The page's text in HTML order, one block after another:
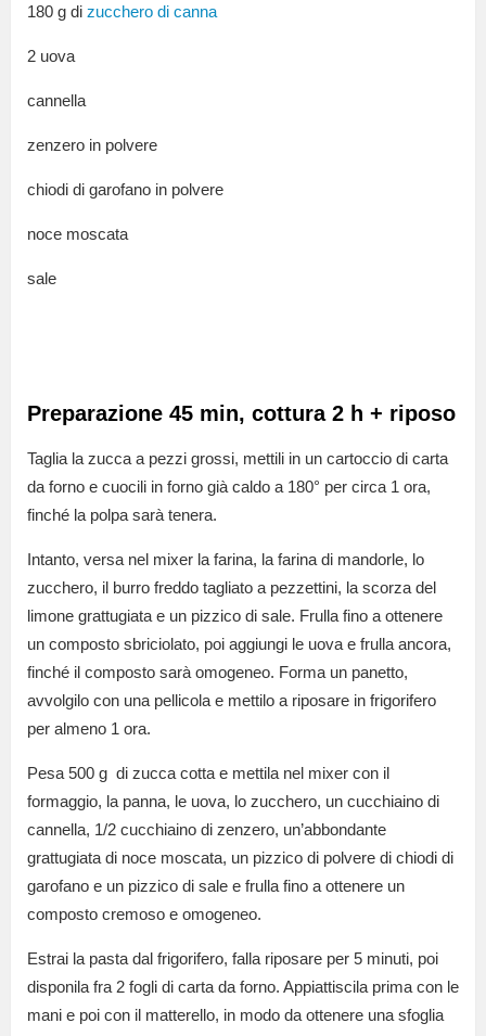
180 g di zucchero di canna
2 uova
cannella
zenzero in polvere
chiodi di garofano in polvere
noce moscata
sale
Preparazione 45 min, cottura 2 h + riposo
Taglia la zucca a pezzi grossi, mettili in un cartoccio di carta
da forno e cuocili in forno già caldo a 180° per circa 1 ora,
finché la polpa sarà tenera.
Intanto, versa nel mixer la farina, la farina di mandorle, lo
zucchero, il burro freddo tagliato a pezzettini, la scorza del
limone grattugiata e un pizzico di sale. Frulla fino a ottenere
un composto sbriciolato, poi aggiungi le uova e frulla ancora,
finché il composto sarà omogeneo. Forma un panetto,
avvolgilo con una pellicola e mettilo a riposare in frigorifero
per almeno 1 ora.
Pesa 500 g di zucca cotta e mettila nel mixer con il
formaggio, la panna, le uova, lo zucchero, un cucchiaino di
cannella, 1/2 cucchiaino di zenzero, un’abbondante
grattugiata di noce moscata, un pizzico di polvere di chiodi di
garofano e un pizzico di sale e frulla fino a ottenere un
composto cremoso e omogeneo.
Estrai la pasta dal frigorifero, falla riposare per 5 minuti, poi
disponila fra 2 fogli di carta da forno. Appiattiscila prima con le
mani e poi con il matterello, in modo da ottenere una sfoglia